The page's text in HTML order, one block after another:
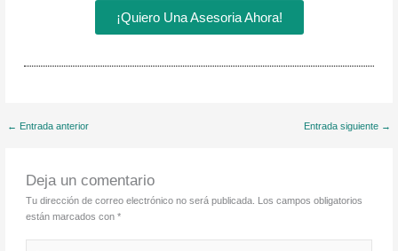
¡Quiero Una Asesoria Ahora!
← Entrada anterior Entrada siguiente →
Deja un comentario
Tu dirección de correo electrónico no será publicada. Los campos obligatorios
están marcados con*